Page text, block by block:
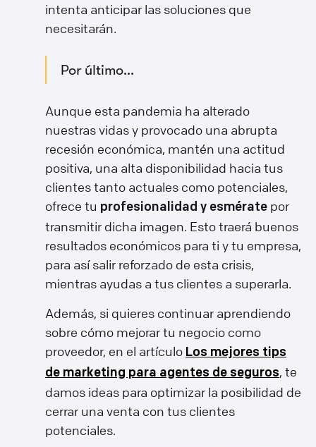
intenta anticipar las soluciones que
necesitarán.
Por último...
Aunque esta pandemia ha alterado
nuestras vidas y provocado una abrupta
recesión económica, mantén una actitud
positiva, una alta disponibilidad hacia tus
clientes tanto actuales como potenciales,
ofrece tu profesionalidad y esmérate por
transmitir dicha imagen. Esto traerá buenos
resultados económicos para ti y tu empresa,
para así salir reforzado de esta crisis,
mientras ayudas a tus clientes a superarla.
Además, si quieres continuar aprendiendo
sobre cómo mejorar tu negocio como
proveedor, en el artículo Los mejores tips
de marketing para agentes de seguros, te
damos ideas para optimizar la posibilidad de
cerrar una venta con tus clientes
potenciales.